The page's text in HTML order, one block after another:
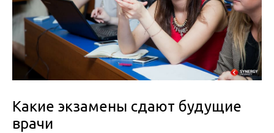
Какие экзамены сдают будущие
врачи